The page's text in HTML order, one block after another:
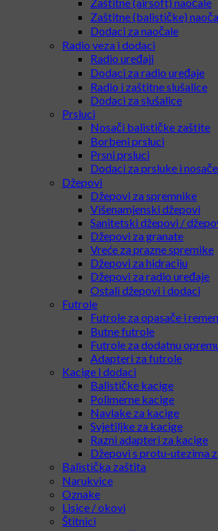
Kamuflažne trake
Kamuflažne mreže
Naočale
Zaštitne (airsoft) naočale
Zaštitne (balističke)
Dodaci za naočale
Radio veza i dodaci
Radio uređaji
Dodaci za radio uređaje
Radio i zaštitne slušalice
Dodaci za slušalice
Prsluci
Nosači balističke zaštite
Borbeni prsluci
Prsni prsluci
Dodaci za prsluke i
Džepovi
Džepovi za spremnike
Višenamjenski džepovi
Sanitetski džepovi /
Džepovi za granate
Vreće za prazne spremike
Džepovi za hidraciju
Džepovi za radio uređaje
Ostali džepovi i dodaci
Futrole
Futrole za opasače i remene
Butne futrole
Futrole za dodatnu opremu
Adapteri za futrole
Kacige i dodaci
Balističke kacige
Polimerne kacige
Navlake za kacige
Svjetiljke za kacige
Razni adapteri za kacige
Džepovi s protu-utezima
Balistička zaštita